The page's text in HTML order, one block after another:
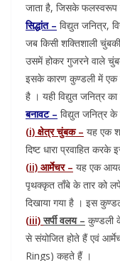
जाता है, जिसके फलस्वरूप
सिद्धांत – विद्युत जनित्र,
जब किसी शक्तिशाली
उसमें होकर गुजरने वाले
इसके कारण कुण्डली में एक
है । यही विद्युत जनित्र का
बनावट – विद्युत जनित्र के
(i) क्षेत्र चुंबक – यह एक
दिष्ट धारा प्रवाहित
(ii) आर्मेचर – यह एक
पृथक्कृत ताँबे के तार को
दिखाया गया है । इस
(iii)सर्पी वलय – कुण्डली
से संयोजित होते हैं एवं
Rings) कहते हैं ।